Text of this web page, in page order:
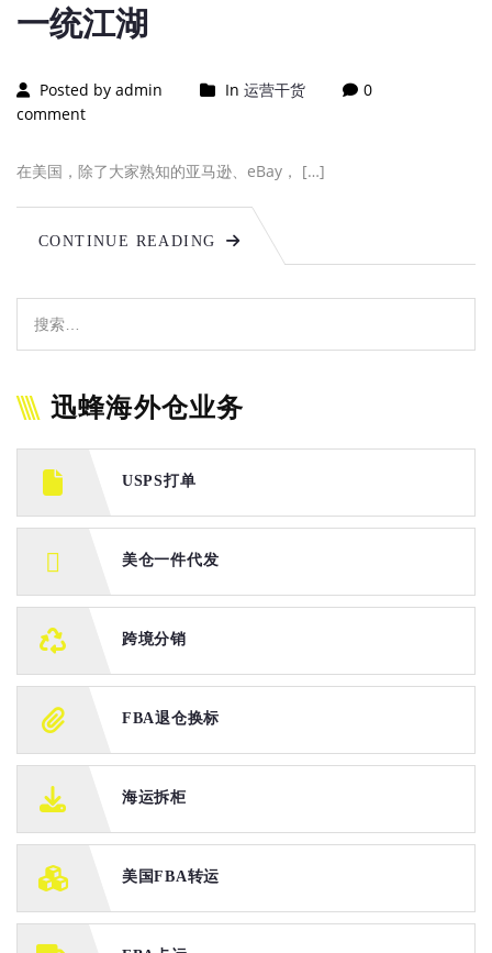
一统江湖
Posted by admin In 运营干货
0
comment
在美国，除了大家熟知的亚马逊、eBay， […]
CONTINUE READING
迅蜂海外仓业务
USPS打单
美仓一件代发
跨境分销
FBA退仓换标
海运拆柜
美国FBA转运